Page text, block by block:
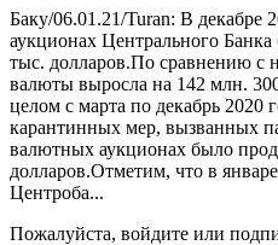
Баку/06.01.21/Turan: В декабре
аукционах Центрального
тыс. долларов.По сравнению с
валюты выросла на 142 млн.
целом с марта по декабрь 2020
карантинных мер, вызванных
валютных аукционах было
долларов.Отметим, что в
Центроба...
Пожалуйста, войдите или